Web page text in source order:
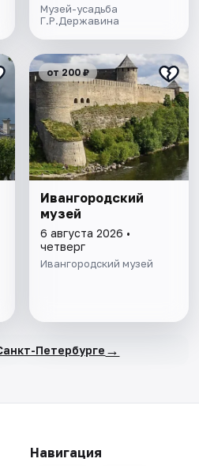
Музей-усадьба
Г.Р.Державина
от 200 ₽
Ивангородский
музей
6 августа 2026 •
четверг
Ивангородский музей
Петербурге →
Навигация